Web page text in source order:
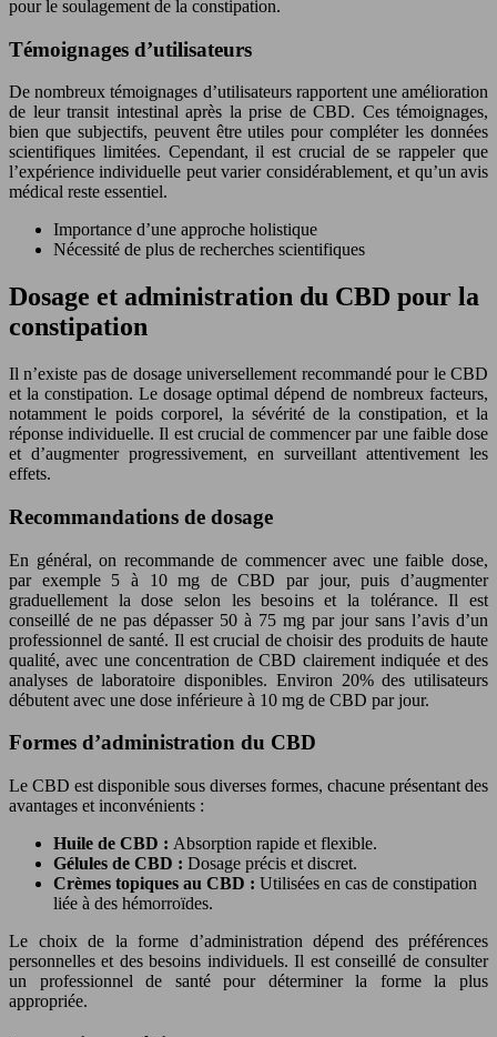
pour le soulagement de la constipation.
Témoignages d’utilisateurs
De nombreux témoignages d’utilisateurs rapportent une amélioration
de leur transit intestinal après la prise de CBD. Ces témoignages,
bien que subjectifs, peuvent être utiles pour compléter les données
scientifiques limitées. Cependant, il est crucial de se rappeler que
l’expérience individuelle peut varier considérablement, et qu’un avis
médical reste essentiel.
Importance d’une approche holistique
Nécessité de plus de recherches scientifiques
Dosage et administration du CBD pour la
constipation
Il n’existe pas de dosage universellement recommandé pour le CBD
et la constipation. Le dosage optimal dépend de nombreux facteurs,
notamment le poids corporel, la sévérité de la constipation, et la
réponse individuelle. Il est crucial de commencer par une faible dose
et d’augmenter progressivement, en surveillant attentivement les
effets.
Recommandations de dosage
En général, on recommande de commencer avec une faible dose,
par exemple 5 à 10 mg de CBD par jour, puis d’augmenter
graduellement la dose selon les besoins et la tolérance. Il est
conseillé de ne pas dépasser 50 à 75 mg par jour sans l’avis d’un
professionnel de santé. Il est crucial de choisir des produits de haute
qualité, avec une concentration de CBD clairement indiquée et des
analyses de laboratoire disponibles. Environ 20% des utilisateurs
débutent avec une dose inférieure à 10 mg de CBD par jour.
Formes d’administration du CBD
Le CBD est disponible sous diverses formes, chacune présentant des
avantages et inconvénients :
Huile de CBD : Absorption rapide et flexible.
Gélules de CBD : Dosage précis et discret.
Crèmes topiques au CBD : Utilisées en cas de constipation
liée à des hémorroïdes.
Le choix de la forme d’administration dépend des préférences
personnelles et des besoins individuels. Il est conseillé de consulter
un professionnel de santé pour déterminer la forme la plus
appropriée.